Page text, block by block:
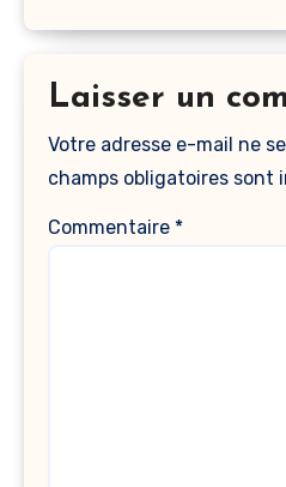
Laisser un
Votre adresse e-mail ne
champs obligatoires sont
Commentaire *